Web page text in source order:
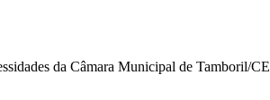
da Câmara Municipal de Tamboril/CE